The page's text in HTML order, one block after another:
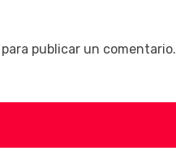
para publicar un comentario.